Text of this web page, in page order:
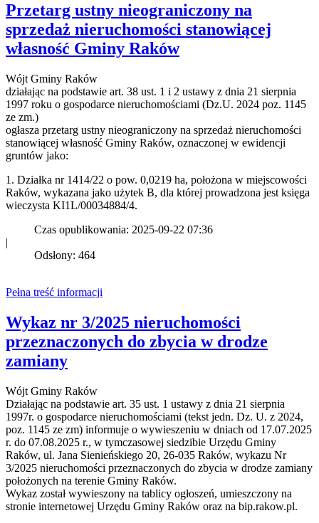
Przetarg ustny nieograniczony na
sprzedaż nieruchomości stanowiącej
własność Gminy Raków
Wójt Gminy Raków
działając na podstawie art. 38 ust. 1 i 2 ustawy z dnia 21 sierpnia
1997 roku o gospodarce nieruchomościami (Dz.U. 2024 poz. 1145
ze zm.)
ogłasza przetarg ustny nieograniczony na sprzedaż nieruchomości
stanowiącej własność Gminy Raków, oznaczonej w ewidencji
gruntów jako:
1. Działka nr 1414/22 o pow. 0,0219 ha, położona w miejscowości
Raków, wykazana jako użytek B, dla której prowadzona jest księga
wieczysta KI1L/00034884/4.
Czas opublikowania: 2025-09-22 07:36
|
Odsłony: 464
Pełna treść informacji
Wykaz nr 3/2025 nieruchomości
przeznaczonych do zbycia w drodze
zamiany
Wójt Gminy Raków
Działając na podstawie art. 35 ust. 1 ustawy z dnia 21 sierpnia
1997r. o gospodarce nieruchomościami (tekst jedn. Dz. U. z 2024,
poz. 1145 ze zm) informuje o wywieszeniu w dniach od 17.07.2025
r. do 07.08.2025 r., w tymczasowej siedzibie Urzędu Gminy
Raków, ul. Jana Sienieńskiego 20, 26-035 Raków, wykazu Nr
3/2025 nieruchomości przeznaczonych do zbycia w drodze zamiany
położonych na terenie Gminy Raków.
Wykaz został wywieszony na tablicy ogłoszeń, umieszczony na
stronie internetowej Urzędu Gminy Raków oraz na bip.rakow.pl.